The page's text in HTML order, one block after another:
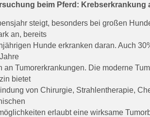
beim Pferd: Krebserkrankung
steigt, besonders bei großen
an, bereits
Hunde erkranken daran. Auch
an Tumorerkrankungen. Die moderne
bietet
von Chirurgie, Strahlentherapie,
erlaubt eine wirksame